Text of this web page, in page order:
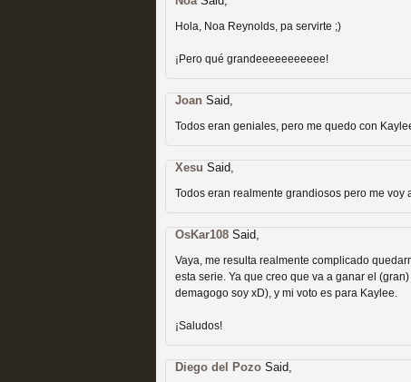
Fin de ciclo para las
MOLTISANTI
Recomendación de la semana
Taboo es otra miniserie
miniserie
MOLTISANTI
Hola, Noa Reynolds, pa servirte ;)
¡Pero qué grandeeeeeeeeeee!
Joan Said,
Todos eran geniales, pero me quedo con
Xesu Said,
Todos eran realmente grandiosos pero me
OsKar108 Said,
Vaya, me resulta realmente complicado
esta serie. Ya que creo que va a ganar el
demagogo soy xD), y mi voto es para Kaylee.
¡Saludos!
Diego del Pozo Said,